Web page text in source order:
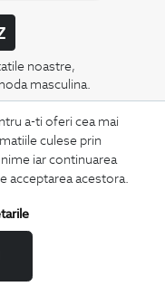
a-ti oferi cea mai
culese prin
iar continuarea
acceptarea acestora.
noastre,
masculina.